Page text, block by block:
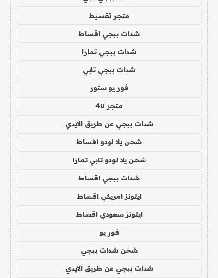
متجر تقسيط
شدات ببجي اقساط
شدات ببجي تمارا
شدات ببجي تابي
فور يو ستور
متجر 4u
شدات ببجي عن طريق الايدي
شحن يلا لودو اقساط
شحن يلا لودو تابي تمارا
شدات ببجي اقساط
ايتونز امريكي اقساط
ايتونز سعودي اقساط
فور يو
شحن شدات ببجي
شدات ببجي عن طريق الايدي